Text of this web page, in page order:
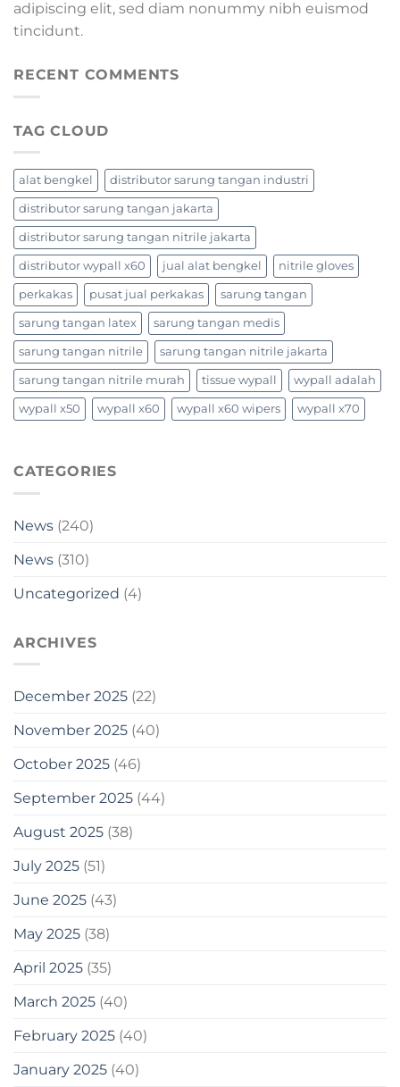
adipiscing elit, sed diam nonummy nibh euismod
tincidunt.
RECENT COMMENTS
TAG CLOUD
alat bengkel distributor sarung tangan industri
distributor sarung tangan jakarta
distributor sarung tangan nitrile jakarta
distributor wypall x60 jual alat bengkel nitrile gloves
perkakas pusat jual perkakas sarung tangan
sarung tangan latex sarung tangan medis
sarung tangan nitrile sarung tangan nitrile jakarta
sarung tangan nitrile murah tissue wypall wypall adalah
wypall x50 wypall x60 wypall x60 wipers wypall x70
CATEGORIES
News (240)
News (310)
Uncategorized (4)
ARCHIVES
December 2025 (22)
November 2025 (40)
October 2025 (46)
September 2025 (44)
August 2025 (38)
July 2025 (51)
June 2025 (43)
May 2025 (38)
April 2025 (35)
March 2025 (40)
February 2025 (40)
January 2025 (40)